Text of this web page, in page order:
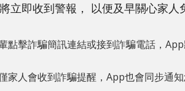
立即收到警報， 以便及早關心家人
點擊詐騙簡訊連結或接到詐騙電話，App
家人會收到詐騙提醒，App也會同步通知